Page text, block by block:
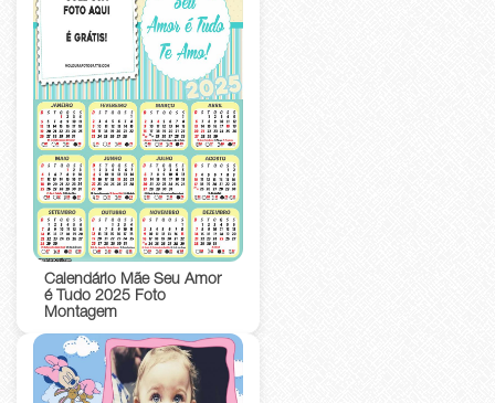
Calendário Mãe Seu Amor
é Tudo 2025 Foto
Montagem